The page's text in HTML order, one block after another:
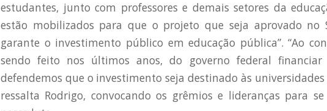
estudantes, junto com professores e demais setores da
estão mobilizados para que o projeto que seja aprovado no
garante o investimento público em educação pública”. “Ao
sendo feito nos últimos anos, do governo federal
defendemos que o investimento seja destinado às universidades
ressalta Rodrigo, convocando os grêmios e lideranças para